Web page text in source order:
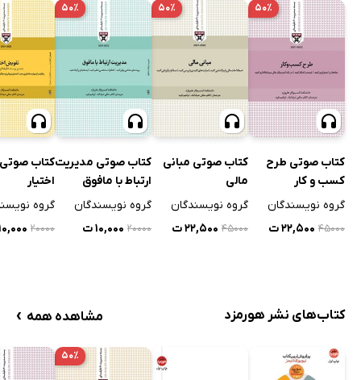
۵۰٪
کتاب صوتی طرح
کسب و کار
گروه نویسندگان
۴۵۰۰۰ ۲۲,۵۰۰ ت
۵۰٪
کتاب صوتی مبانی
مالی
گروه نویسندگان
۴۵۰۰۰ ۲۲,۵۰۰ ت
۵۰٪
کتاب صوتی مدیریت
ارتباط با مافوق
گروه نویسندگان
۲۰۰۰۰ ۱۰,۰۰۰ ت
کتاب
اختیار
گروه
۲۰۰۰۰ ۱۰,۰۰۰
کتاب‌های نشر هورمزد مشاهده همه ›
۵۰٪